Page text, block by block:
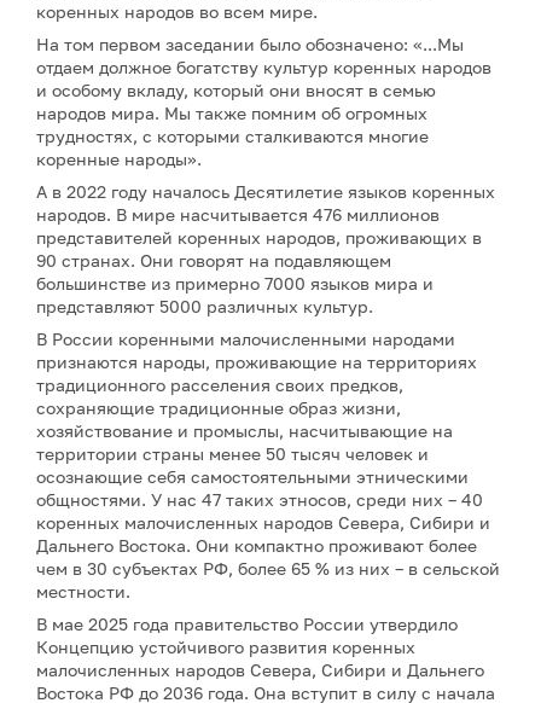
коренных народов во всем мире.
На том первом заседании было обозначено: «...Мы
отдаем должное богатству культур коренных народов
и особому вкладу, который они вносят в семью
народов мира. Мы также помним об огромных
трудностях, с которыми сталкиваются многие
коренные народы».
А в 2022 году началось Десятилетие языков коренных
народов. В мире насчитывается 476 миллионов
представителей коренных народов, проживающих в
90 странах. Они говорят на подавляющем
большинстве из примерно 7000 языков мира и
представляют 5000 различных культур.
В России коренными малочисленными народами
признаются народы, проживающие на территориях
традиционного расселения своих предков,
сохраняющие традиционные образ жизни,
хозяйствование и промыслы, насчитывающие на
территории страны менее 50 тысяч человек и
осознающие себя самостоятельными этническими
общностями. У нас 47 таких этносов, среди них – 40
коренных малочисленных народов Севера, Сибири и
Дальнего Востока. Они компактно проживают более
чем в 30 субъектах РФ, более 65 % из них – в сельской
местности.
В мае 2025 года правительство России утвердило
Концепцию устойчивого развития коренных
малочисленных народов Севера, Сибири и Дальнего
Востока РФ до 2036 года. Она вступит в силу с начала